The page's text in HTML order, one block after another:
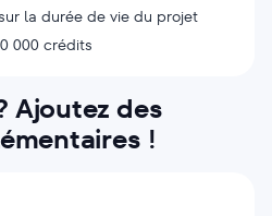
la durée de vie du projet
000 crédits
Ajoutez des
!